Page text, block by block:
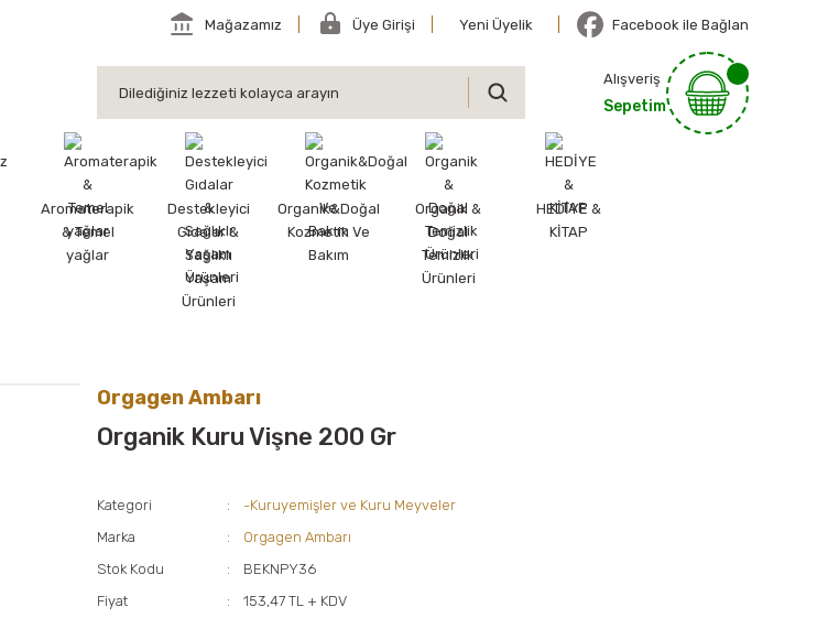
Mağazamız Üye Girişi Yeni Üyelik Facebook ile Bağlan
Alışveriş
Sepetim
Aromaterapik
& Temel
yağlar
Destekleyici
Gıdalar &
Sağlıklı
Yaşam
Ürünleri
Organik&Doğal
Kozmetik Ve
Bakım
Organik &
Doğal
Temizlik
Ürünleri
HEDİYE &
KİTAP
Orgagen Ambarı
Organik Kuru Vişne 200 Gr
Kategori
-Kuruyemişler ve Kuru Meyveler
Marka
Orgagen Ambarı
Stok Kodu
BEKNPY36
Fiyat
153,47 TL + KDV